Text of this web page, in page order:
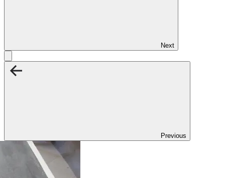
Next
Previous